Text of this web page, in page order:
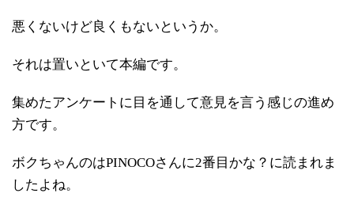
悪くないけど良くもないというか。
それは置いといて本編です。
集めたアンケートに目を通して意見を言う感じの進め
方です。
ボクちゃんのはPINOCOさんに2番目かな？に読まれま
したよね。